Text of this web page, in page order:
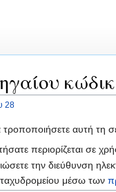
28
τροποποιήσετε αυτή τη
περιορίζεται σε
την διεύθυνση
ταχυδρομείου μέσω των